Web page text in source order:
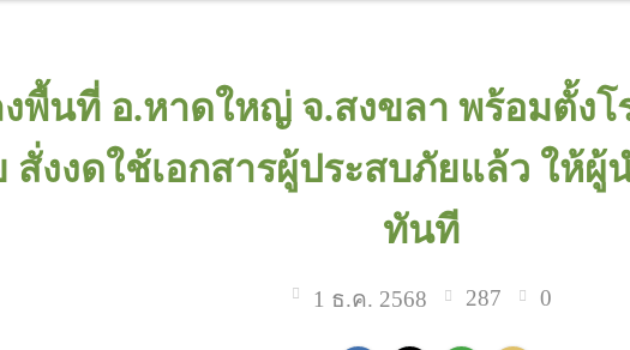
พื้นที่ อ.หาดใหญ่ จ.สงขลา พร้อมตั้งโ
สั่งงดใช้เอกสารผู้ประสบภัยแล้ว ให้
ทันที
1 ธ.ค. 2568 287 0